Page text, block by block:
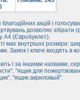
акцій і
дозволяє зібрати
А4 (Євробуклет).
має внутрішні розміри:
Замок і ключі входять в
і за іншими назвами;
"ящик для
"ящик акриловый".